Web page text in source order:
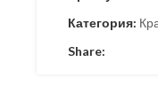
Категория:
Share: